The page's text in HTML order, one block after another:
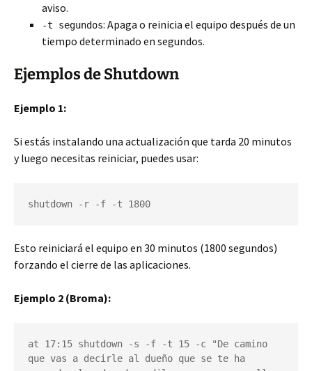
aviso.
-t segundos: Apaga o reinicia el equipo después de un
tiempo determinado en segundos.
Ejemplos de Shutdown
Ejemplo 1:
Si estás instalando una actualización que tarda 20 minutos
y luego necesitas reiniciar, puedes usar:
shutdown -r -f -t 1800
Esto reiniciará el equipo en 30 minutos (1800 segundos)
forzando el cierre de las aplicaciones.
Ejemplo 2 (Broma):
at 17:15 shutdown -s -f -t 15 -c "De camino
que vas a decirle al dueño que se te ha